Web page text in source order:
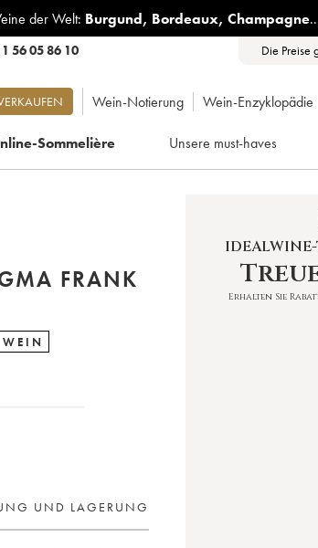
der Welt: Burgund, Bordeaux, Champagne
56 05 86 10 Die Preise
Wein-Notierung Wein-Enzyklopädie
Sommelière Unsere must-haves
FRANK
UND LAGERUNG
Erhalten Sie